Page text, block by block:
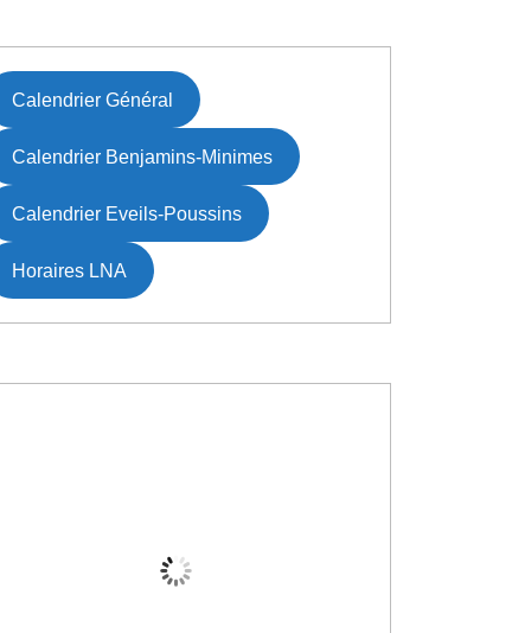
Calendrier Général
Calendrier Benjamins-Minimes
Calendrier Eveils-Poussins
Horaires LNA